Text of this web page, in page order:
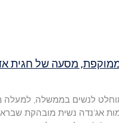
מסעה של חגית
אג'נדה נשית מובהקת